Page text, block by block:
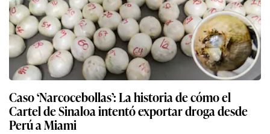
Caso ‘Narcocebollas’: La historia de cómo el
Cartel de Sinaloa intentó exportar droga desde
Perú a Miami